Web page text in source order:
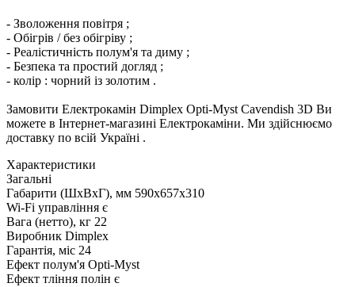
- Зволоження повітря ;
- Обігрів /без обігріву ;
- Реалістичність полум'я та диму ;
- Безпека та простий догляд ;
- колір : чорний із золотим .
Замовити Електрокамін Dimplex Opti-Myst Cavendish 3D Ви
можете в Інтернет-магазині Електрокаміни. Ми здійснюємо
доставку по всій Україні .
Характеристики
Загальні
Габарити (ШxВxГ), мм 590x657x310
Wi-Fi управління є
Вага (нетто), кг 22
Виробник Dimplex
Гарантія, міс 24
Ефект полум'я Opti-Myst
Ефект тління полін є